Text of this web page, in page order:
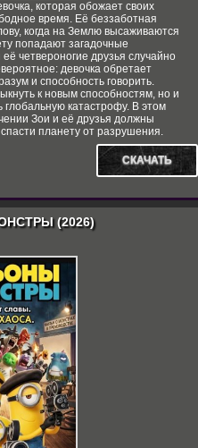
которая обожает своих
время. Её беззаботная
когда на Землю высаживаются
попадают загадочные
четвероногие друзья случайно
девочка обретает
и способность говорить.
к новым способностям, но и
катастрофу. В этом
Зои и её друзья должны
планету от разрушения.
СКАЧАТЬ
(2026)